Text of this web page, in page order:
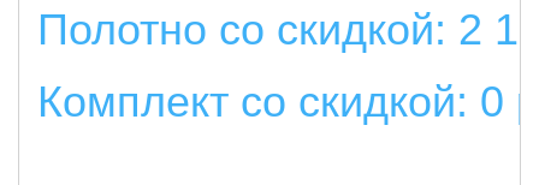
Полотно со скидкой: 2
Комплект со скидкой: 0